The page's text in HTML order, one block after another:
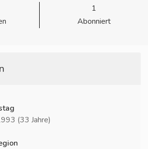
1
Abonniert
(33 Jahre)